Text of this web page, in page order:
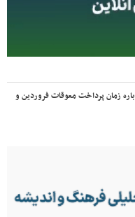
زمان پرداخت معوقات فروردین و